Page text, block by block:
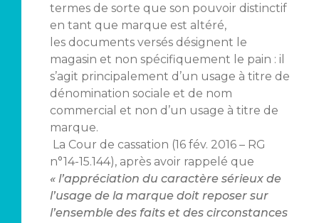
termes de sorte que son pouvoir distinctif
en tant que marque est altéré,
les documents versés désignent le
magasin et non spécifiquement le pain : il
s’agit principalement d’un usage à titre de
dénomination sociale et de nom
commercial et non d’un usage à titre de
marque.
La Cour de cassation (16 fév. 2016 – RG
n°14-15.144), après avoir rappelé que
« l’appréciation du caractère sérieux de
l’usage de la marque doit reposer sur
l’ensemble des faits et des circonstances